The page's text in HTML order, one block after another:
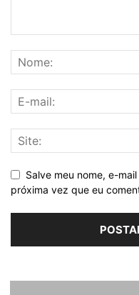
Salve meu nome, e-
próxima vez que eu